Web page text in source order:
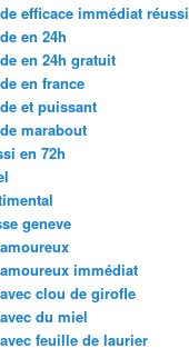
efficace immédiat réussi
en 24h
en 24h gratuit
en france
et puissant
marabout
en 72h
geneve
immédiat
clou de girofle
du miel
feuille de laurier